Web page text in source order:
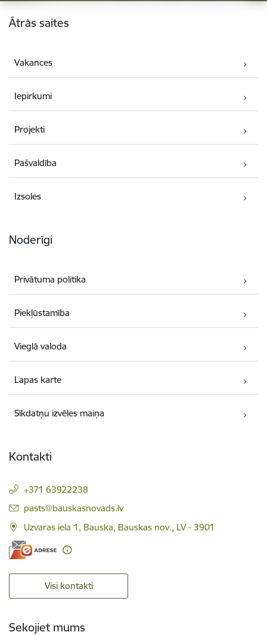
Kājene
Ātrās saites
Vakances
Iepirkumi
Projekti
Pašvaldība
Izsoles
Noderīgi
Privātuma politika
Piekļūstamība
Vieglā valoda
Lapas karte
Sīkdatņu izvēles maiņa
Kontakti
+371 63922238
E-pasts:
pasts@bauskasnovads.lv
Uzvaras iela 1, Bauska, Bauskas nov., LV - 3901
Visi kontakti
Sekojiet mums